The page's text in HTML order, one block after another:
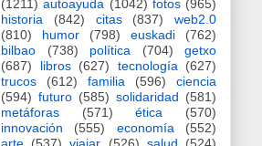
(1211) autoayuda (1042) fotos (965)
historia
(842) citas (837)
web2.0
(810)
humor (798) euskadi
(762)
bilbao
(738) política (704)
getxo
(687)
libros (627) tecnología
(627)
trucos
(612) familia (596)
ciencia
(594) futuro (585) solidaridad (581)
metáforas
(571) ética
(570)
innovación
(555) economía
(552)